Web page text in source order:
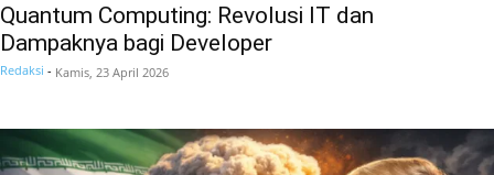
Quantum Computing: Revolusi IT dan
Dampaknya bagi Developer
Redaksi - Kamis, 23 April 2026